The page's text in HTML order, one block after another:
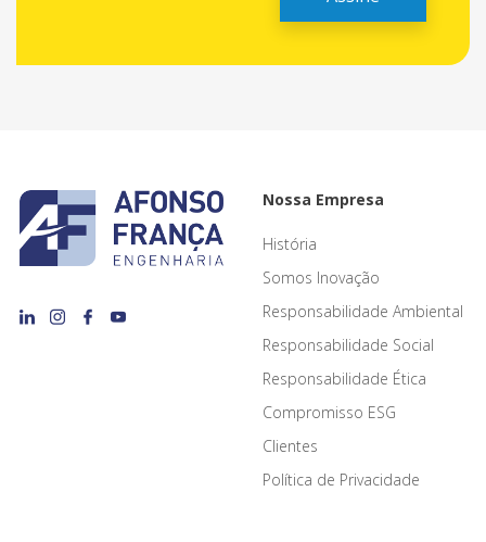
Nossa Empresa
História
Somos Inovação
Responsabilidade Ambiental
Responsabilidade Social
Responsabilidade Ética
Compromisso ESG
Clientes
Política de Privacidade